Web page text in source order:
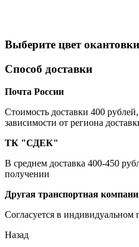
Выберите цвет окантовки
Способ доставки
Почта России
Cтоимость доставки 400
зависимости от региона
ТК "СДЕК"
В среднем доставка 400-450
получении
Другая транспортная
Согласуется в индивидуальном
Назад